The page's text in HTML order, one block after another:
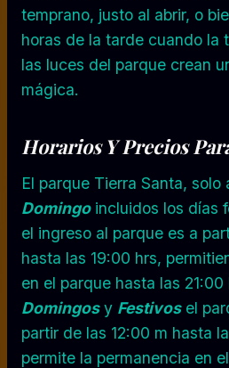
temprano, justo al abrir, o
horas de la tarde cuando la
las luces del parque crean
mágica.
Horarios Y Precios
El parque Tierra Santa, solo
Domingoincluidos los días
el ingreso al parque es a
hasta las 19:00 hrs,
en el parque hasta las 21:00
Domingosy Festivosel
partir de las 12:00 m hasta
permite la permanencia en